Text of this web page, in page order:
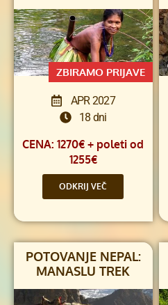
ZBIRAMO PRIJAVE
APR 2027
18 dni
CENA: 1270€ + poleti od
1255€
ODKRIJ VEČ
POTOVANJE NEPAL:
MANASLU TREK